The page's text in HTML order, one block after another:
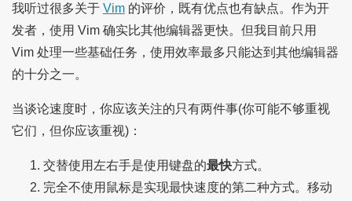
我听过很多关于 Vim的评价，既有优点也有缺点。作为开
发者，使用 Vim 确实比其他编辑器更快。但我目前只用
Vim 处理一些基础任务，使用效率最多只能达到其他编辑器
的十分之一。
当谈论速度时，你应该关注的只有两件事(你可能不够重视
它们，但你应该重视)：
交替使用左右手是使用键盘的最快方式。
完全不使用鼠标是实现最快速度的第二种方式。移动